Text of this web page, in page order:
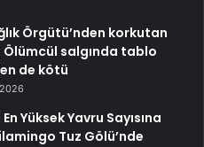
Örgütü’nden korkutan
Ölümcül salgında tablo
de kötü
Yüksek Yavru Sayısına
Tuz Gölü’nde